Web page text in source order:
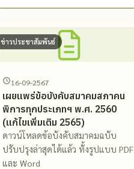
ข่าวประชาสัมพันธ์
16-09-2567
เผยแพร่ข้อบังคับสมาคมสภาคน
พิการทุกประเภทฯ พ.ศ. 2560
(แก้ไขเพิ่มเติม 2565)
ดาวน์โหลดข้อบังคับสมาคมฉบับ
ปรับปรุงล่าสุดได้แล้ว ทั้งรูปแบบ PDF
และ Word